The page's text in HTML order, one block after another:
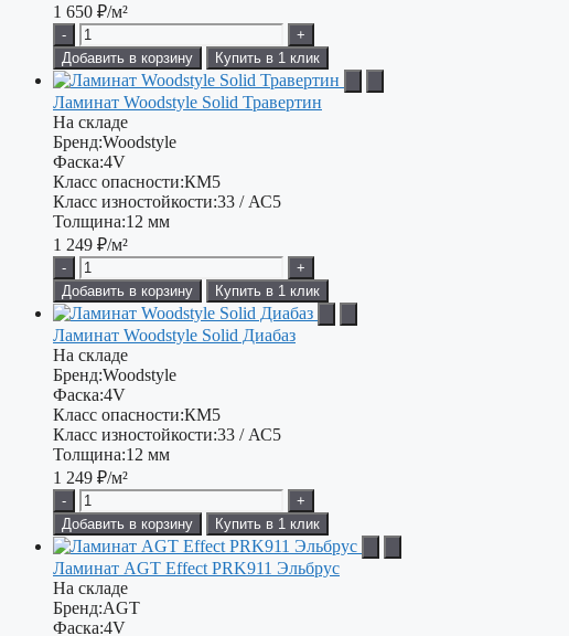
1 650 ₽/м²
-
+
Добавить в корзину
Купить в 1 клик
Ламинат Woodstyle Solid Травертин
На складе
Бренд:Woodstyle
Фаска:4V
Класс опасности:КМ5
Класс изностойкости:33 / АС5
Толщина:12 мм
1 249 ₽/м²
-
+
Добавить в корзину
Купить в 1 клик
Ламинат Woodstyle Solid Диабаз
На складе
Бренд:Woodstyle
Фаска:4V
Класс опасности:КМ5
Класс изностойкости:33 / АС5
Толщина:12 мм
1 249 ₽/м²
-
+
Добавить в корзину
Купить в 1 клик
Ламинат AGT Effect PRK911 Эльбрус
На складе
Бренд:AGT
Фаска:4V